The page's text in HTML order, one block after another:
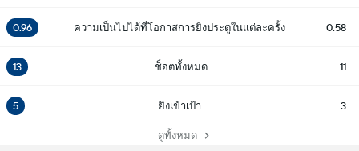
0.96 ความเป็นไปได้ที่โอกาสการยิงประตูในแต่ละครั้ง 0.58
13 ช็อตทั้งหมด 11
5 ยิงเข้าเป้า 3
ดูทั้งหมด